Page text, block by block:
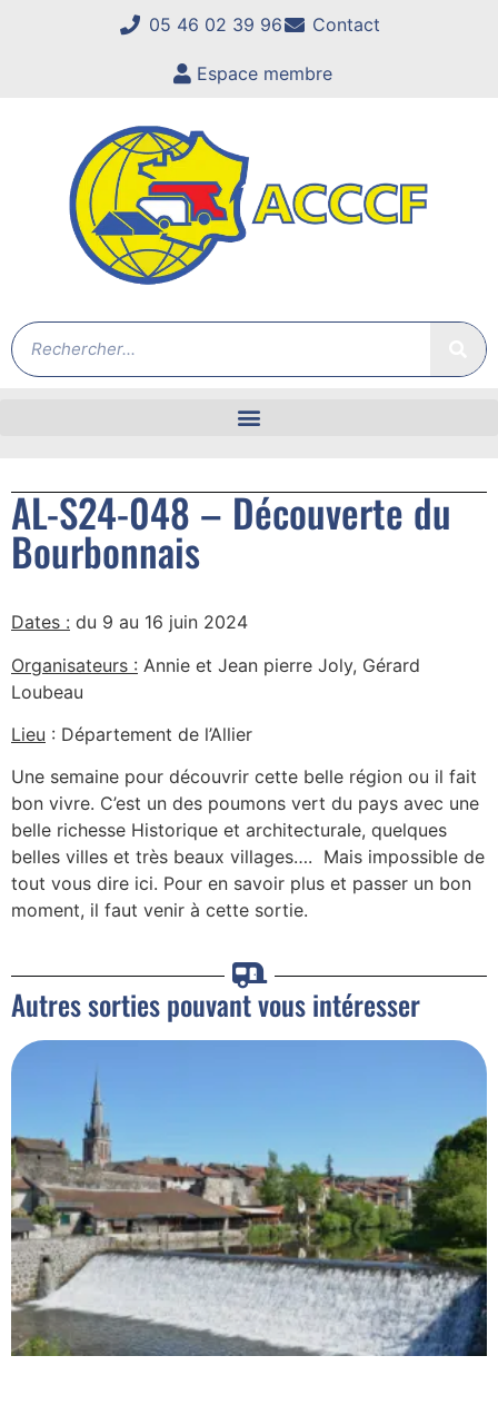
05 46 02 39 96 Contact
Espace membre
AL-S24-048 – Découverte du
Bourbonnais
Dates : du 9 au 16 juin 2024
Organisateurs : Annie et Jean pierre Joly, Gérard
Loubeau
Lieu : Département de l’Allier
Une semaine pour découvrir cette belle région ou il fait
bon vivre. C’est un des poumons vert du pays avec une
belle richesse Historique et architecturale, quelques
belles villes et très beaux villages…. Mais impossible de
tout vous dire ici. Pour en savoir plus et passer un bon
moment, il faut venir à cette sortie.
Autres sorties pouvant vous intéresser